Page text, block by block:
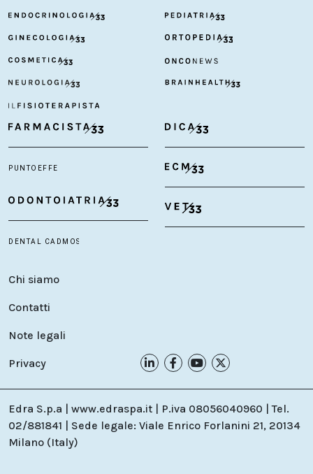
Chi siamo
Contatti
Note legali
Privacy
Edra S.p.a | www.edraspa.it | P.iva 08056040960 | Tel.
02/881841 | Sede legale: Viale Enrico Forlanini 21, 20134
Milano (Italy)